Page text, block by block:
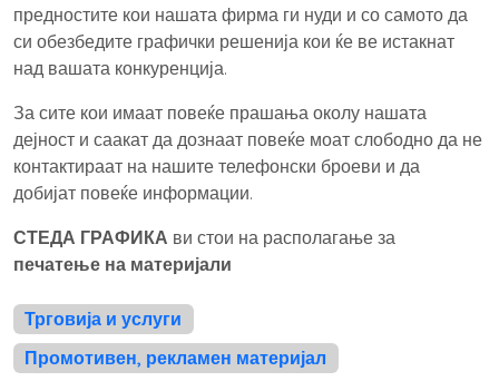
предностите кои нашата фирма ги нуди и со самото да
си обезбедите графички решенија кои ќе ве истакнат
над вашата конкуренција.
За сите кои имаат повеќе прашања околу нашата
дејност и саакат да дознаат повеќе моат слободно да не
контактираат на нашите телефонски броеви и да
добијат повеќе информации.
СТЕДА ГРАФИКА ви стои на располагање за
печатење на материјали
Трговија и услуги
Промотивен, рекламен материјал